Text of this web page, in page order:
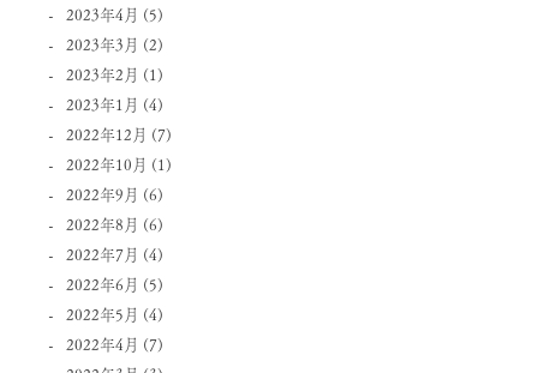
2023年4月 (5)
2023年3月 (2)
2023年2月 (1)
2023年1月 (4)
2022年12月 (7)
2022年10月 (1)
2022年9月 (6)
2022年8月 (6)
2022年7月 (4)
2022年6月 (5)
2022年5月 (4)
2022年4月 (7)